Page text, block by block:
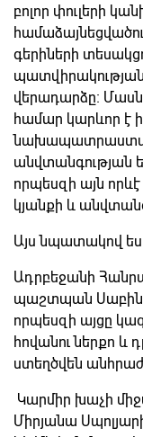
բոլոր փուլերի
գերիների
վերադարձը։
համար կարևոր է
անվտանգության
որպեսզի այն
կյանքի և
Այս նպատակով ես
Ադրբեջանի
պաշտպան Սաբինա
որպեսզի այցը
հովանու ներքո
ստեղծվեն
Կարմիր խաչի
Միրյանա